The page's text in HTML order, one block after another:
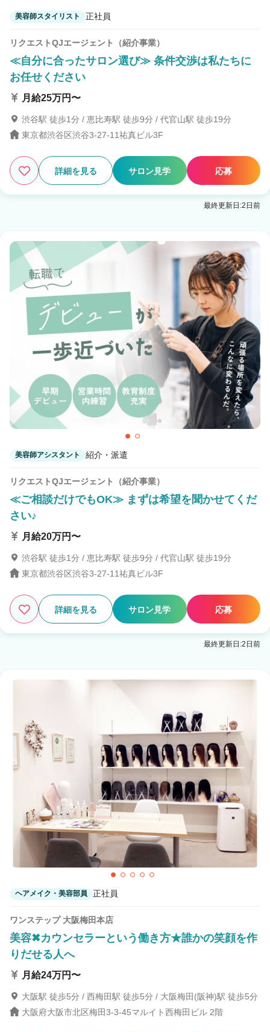
美容師スタイリスト 正社員
リクエストQJエージェント（紹介事業）
≪自分に合ったサロン選び≫ 条件交渉は私たちに
お任せください
月給25万円〜
渋谷駅 徒歩1分 / 恵比寿駅 徒歩9分 / 代官山駅 徒歩19分
東京都渋谷区渋谷3-27-11祐真ビル3F
詳細を見る サロン見学 応募
最終更新日:2日前
美容師アシスタント 紹介・派遣
リクエストQJエージェント（紹介事業）
≪ご相談だけでもOK≫ まずは希望を聞かせてくだ
さい♪
月給20万円〜
渋谷駅 徒歩1分 / 恵比寿駅 徒歩9分 / 代官山駅 徒歩19分
東京都渋谷区渋谷3-27-11祐真ビル3F
詳細を見る サロン見学 応募
最終更新日:2日前
ヘアメイク・美容部員 正社員
ワンステップ 大阪梅田本店
美容✖カウンセラーという働き方★誰かの笑顔を作
りだせる人へ
月給24万円〜
大阪駅 徒歩5分 / 西梅田駅 徒歩5分 / 大阪梅田(阪神)駅 徒歩5分
大阪府大阪市北区梅田3-3-45マルイト西梅田ビル 2階